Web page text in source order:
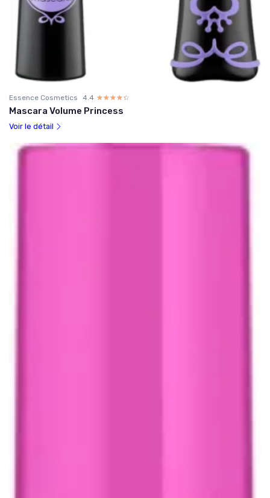
Essence Cosmetics 4.4 ☆☆☆☆☆
★★★★★
Mascara Volume Princess
Voir le détail